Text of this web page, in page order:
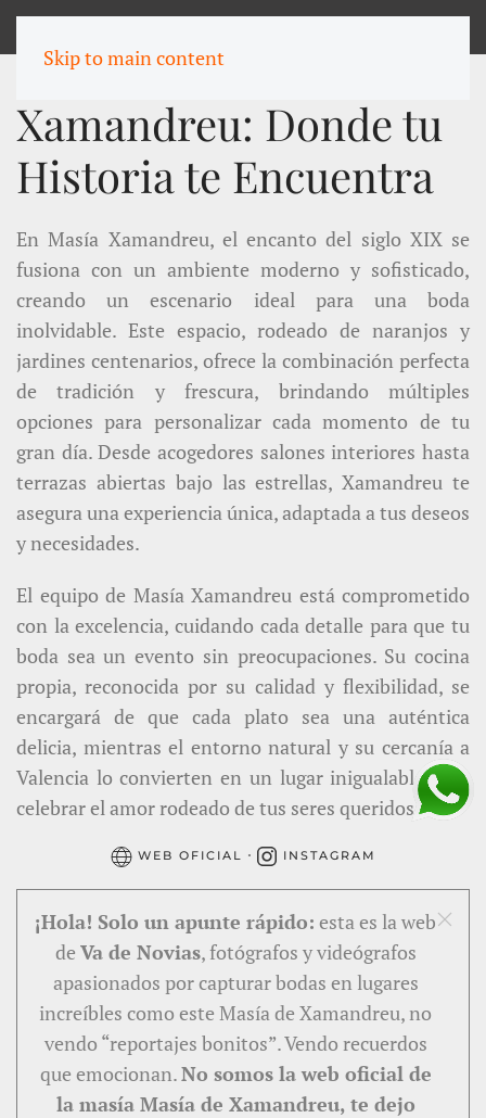
Skip to main content
Xamandreu: Donde tu
Historia te Encuentra
En Masía Xamandreu, el encanto del siglo XIX se
fusiona con un ambiente moderno y sofisticado,
creando un escenario ideal para una boda
inolvidable. Este espacio, rodeado de naranjos y
jardines centenarios, ofrece la combinación perfecta
de tradición y frescura, brindando múltiples
opciones para personalizar cada momento de tu
gran día. Desde acogedores salones interiores hasta
terrazas abiertas bajo las estrellas, Xamandreu te
asegura una experiencia única, adaptada a tus deseos
y necesidades.
El equipo de Masía Xamandreu está comprometido
con la excelencia, cuidando cada detalle para que tu
boda sea un evento sin preocupaciones. Su cocina
propia, reconocida por su calidad y flexibilidad, se
encargará de que cada plato sea una auténtica
delicia, mientras el entorno natural y su cercanía a
Valencia lo convierten en un lugar inigualable para
celebrar el amor rodeado de tus seres queridos.
WEB OFICIAL · INSTAGRAM
¡Hola! Solo un apunte rápido: esta es la web
de Va de Novias, fotógrafos y videógrafos
apasionados por capturar bodas en lugares
increíbles como este Masía de Xamandreu, no
vendo “reportajes bonitos”. Vendo recuerdos
que emocionan.No somos la web oficial de
la masía Masía de Xamandreu, te dejo